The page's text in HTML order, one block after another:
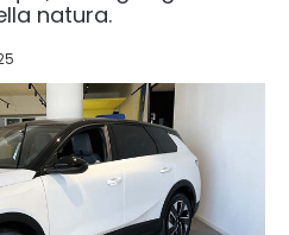
natura.